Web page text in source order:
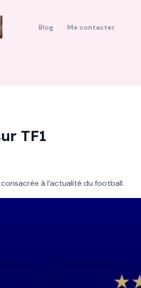
Blog Me contacter
TF1
à l’actualité du football.